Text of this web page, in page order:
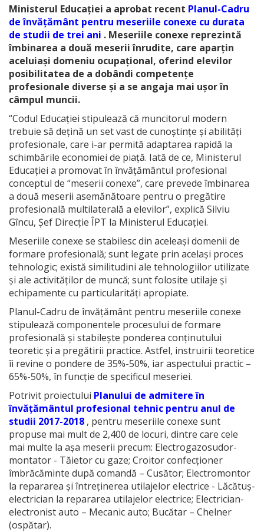
Ministerul Educației a aprobat recent Planul-Cadru
de învățământ pentru meseriile conexe cu durata
de studii de trei ani . Meseriile conexe reprezintă
îmbinarea a două meserii înrudite, care aparțin
aceluiași domeniu ocupațional, oferind elevilor
posibilitatea de a dobândi competențe
profesionale diverse și a se angaja mai ușor în
câmpul muncii.
“Codul Educației stipulează că muncitorul modern
trebuie să dețină un set vast de cunoștințe și abilități
profesionale, care i-ar permită adaptarea rapidă la
schimbările economiei de piață. Iată de ce, Ministerul
Educației a promovat în învățământul profesional
conceptul de “meserii conexe”, care prevede îmbinarea
a două meserii asemănătoare pentru o pregătire
profesională multilaterală a elevilor”, explică Silviu
Gîncu, Șef Direcție ÎPT la Ministerul Educației.
Meseriile conexe se stabilesc din aceleași domenii de
formare profesională; sunt legate prin același proces
tehnologic; există similitudini ale tehnologiilor utilizate
și ale activităților de muncă; sunt folosite utilaje și
echipamente cu particularități apropiate.
Planul-Cadru de învățământ pentru meseriile conexe
stipulează componentele procesului de formare
profesională și stabilește ponderea conținutului
teoretic şi a pregătirii practice. Astfel, instruirii teoretice
îi revine o pondere de 35%-50%, iar aspectului practic –
65%-50%, în funcție de specificul meseriei.
Potrivit proiectului Planului de admitere în
învățământul profesional tehnic pentru anul de
studii 2017-2018 , pentru meseriile conexe sunt
propuse mai mult de 2,400 de locuri, dintre care cele
mai multe la așa meserii precum: Electrogazosudor-
montator - Tăietor cu gaze; Croitor confecţioner
îmbrăcăminte după comandă – Cusător; Electromontor
la repararea şi întreţinerea utilajelor electrice - Lăcătuş-
electrician la repararea utilajelor electrice; Electrician-
electronist auto – Mecanic auto; Bucătar – Chelner
(ospătar).